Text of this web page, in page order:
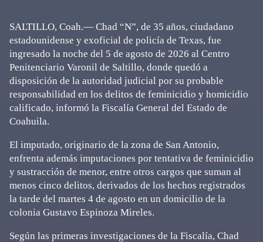
SALTILLO, Coah.— Chad “N”, de 35 años, ciudadano
estadounidense y exoficial de policía de Texas, fue
ingresado la noche del 5 de agosto de 2026 al Centro
Penitenciario Varonil de Saltillo, donde quedó a
disposición de la autoridad judicial por su probable
responsabilidad en los delitos de feminicidio y homicidio
calificado, informó la Fiscalía General del Estado de
Coahuila.
El imputado, originario de la zona de San Antonio,
enfrenta además imputaciones por tentativa de feminicidio
y sustracción de menor, entre otros cargos que suman al
menos cinco delitos, derivados de los hechos registrados
la tarde del martes 4 de agosto en un domicilio de la
colonia Gustavo Espinoza Mireles.
Según las primeras investigaciones de la Fiscalía, Chad